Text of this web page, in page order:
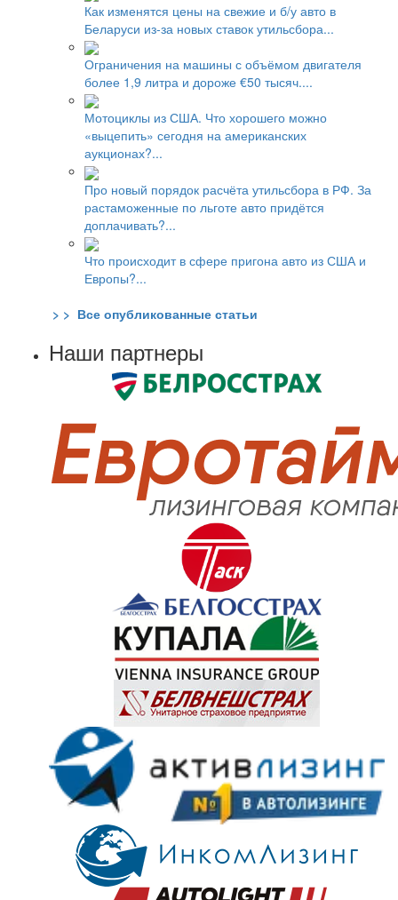
Как изменятся цены на свежие и б/у авто в
Беларуси из-за новых ставок утильсбора...
Ограничения на машины с объёмом двигателя
более 1,9 литра и дороже €50 тысяч....
Мотоциклы из США. Что хорошего можно
«выцепить» сегодня на американских
аукционах?...
Про новый порядок расчёта утильсбора в РФ. За
растаможенные по льготе авто придётся
доплачивать?...
Что происходит в сфере пригона авто из США и
Европы?...
> > Все опубликованные статьи
Наши партнеры